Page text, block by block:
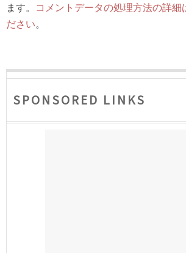
ます。 コメントデータの処理方法の詳細
ださい。
SPONSORED LINKS